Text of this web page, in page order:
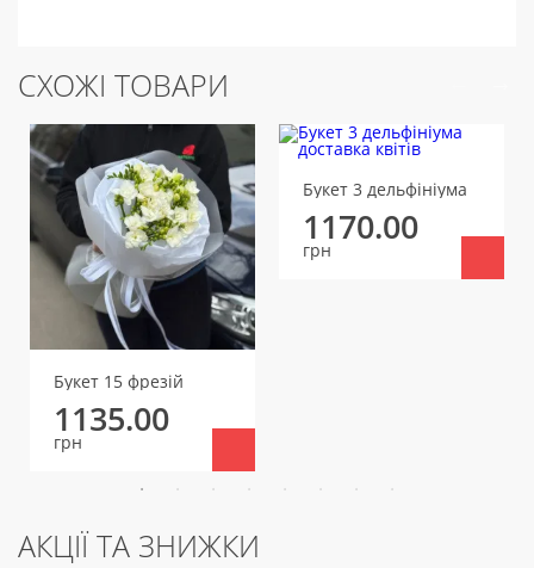
СХОЖІ ТОВАРИ
Букет 15 фрезій
1135.00
грн
Букет 3 дельфініума
1170.00
грн
АКЦІЇ ТА ЗНИЖКИ